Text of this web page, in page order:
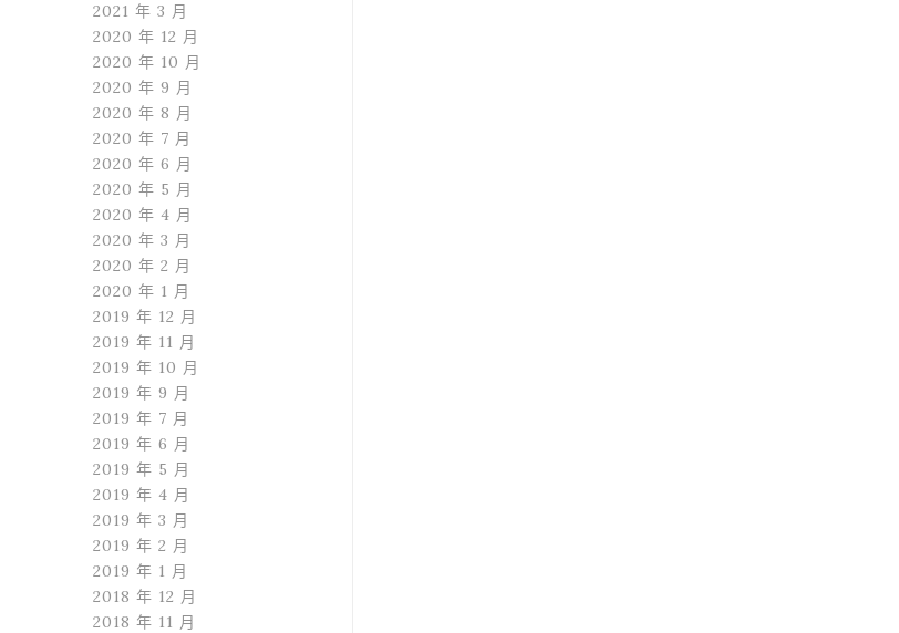
2021 年 3 月
2020 年 12 月
2020 年 10 月
2020 年 9 月
2020 年 8 月
2020 年 7 月
2020 年 6 月
2020 年 5 月
2020 年 4 月
2020 年 3 月
2020 年 2 月
2020 年 1 月
2019 年 12 月
2019 年 11 月
2019 年 10 月
2019 年 9 月
2019 年 7 月
2019 年 6 月
2019 年 5 月
2019 年 4 月
2019 年 3 月
2019 年 2 月
2019 年 1 月
2018 年 12 月
2018 年 11 月